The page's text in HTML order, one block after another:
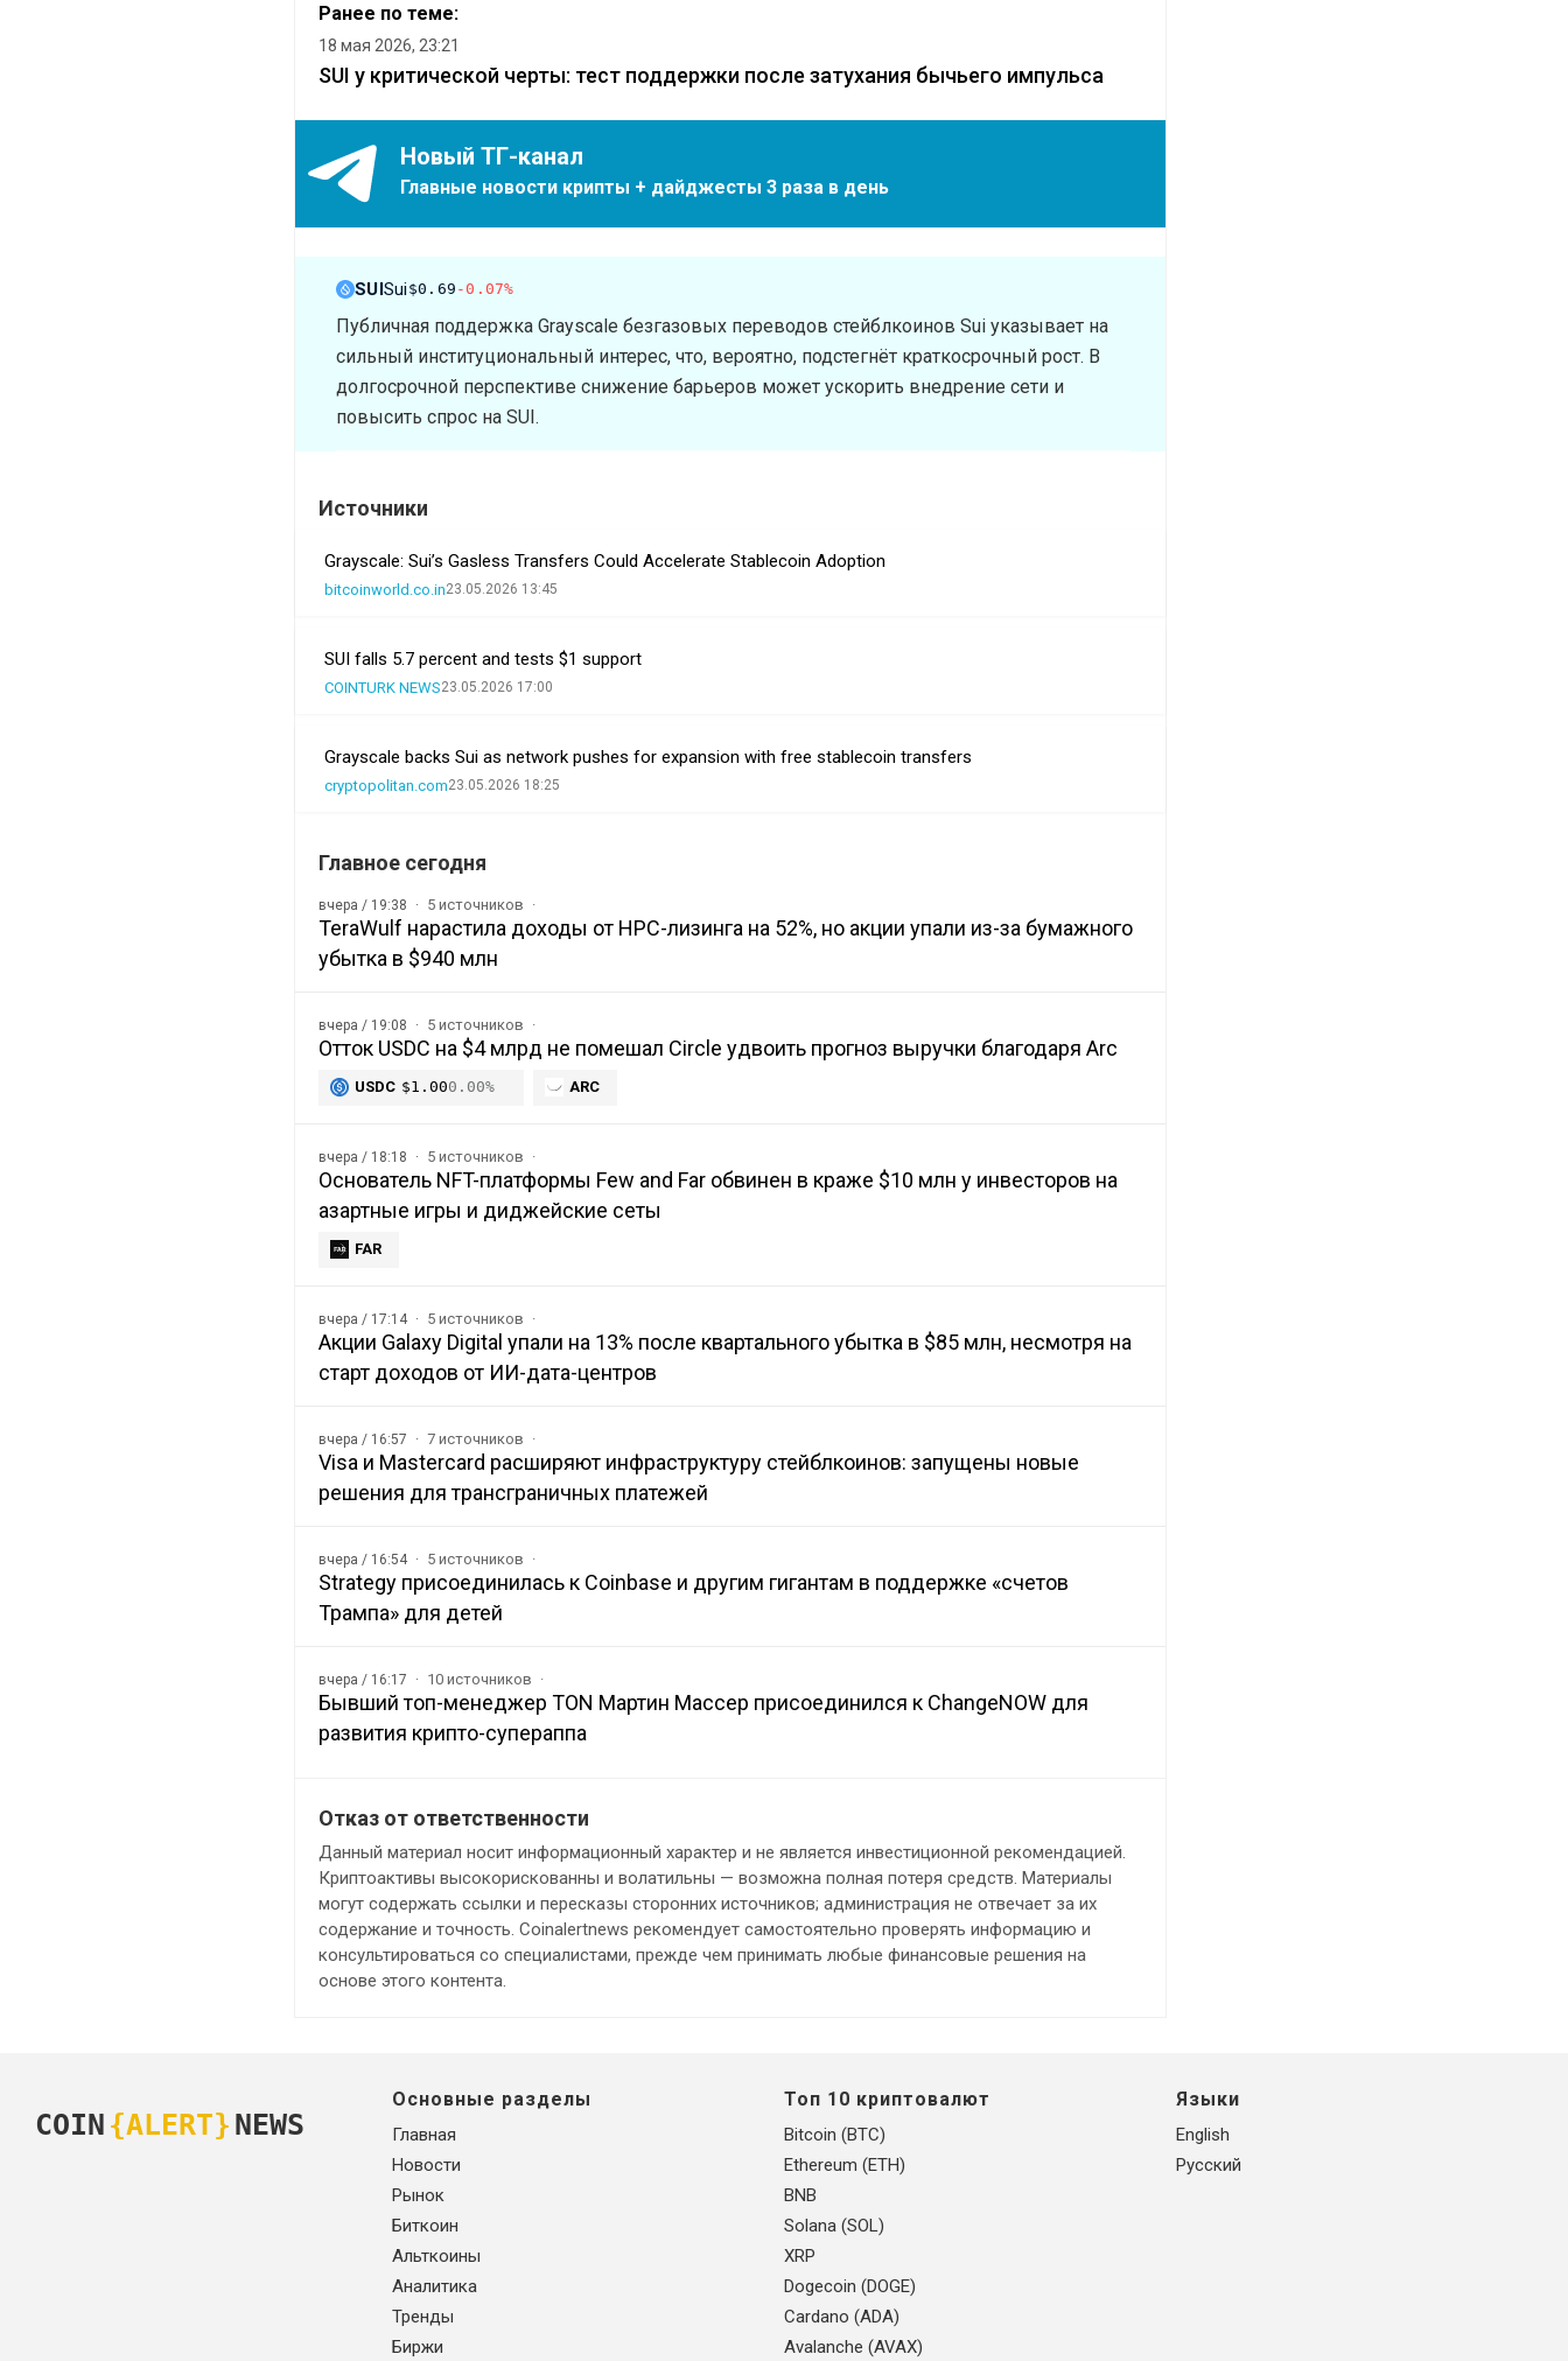
Ранее по теме:
18 мая 2026, 23:21
SUI у критической черты: тест поддержки после затухания бычьего импульса
Новый ТГ-канал
Главные новости крипты + дайджесты 3 раза в день
SUISui $0.69 -0.07%
Публичная поддержка Grayscale безгазовых переводов стейблкоинов Sui указывает на
сильный институциональный интерес, что, вероятно, подстегнёт краткосрочный рост. В
долгосрочной перспективе снижение барьеров может ускорить внедрение сети и
повысить спрос на SUI.
Источники
Grayscale: Sui’s Gasless Transfers Could Accelerate Stablecoin Adoption
bitcoinworld.co.in23.05.2026 13:45
SUI falls 5.7 percent and tests $1 support
COINTURK NEWS23.05.2026 17:00
Grayscale backs Sui as network pushes for expansion with free stablecoin transfers
cryptopolitan.com23.05.2026 18:25
Главное сегодня
вчера / 19:38 5 источников
TeraWulf нарастила доходы от HPC-лизинга на 52%, но акции упали из-за бумажного
убытка в $940 млн
вчера / 19:08 5 источников
Отток USDC на $4 млрд не помешал Circle удвоить прогноз выручки благодаря Arc
USDC $1.000.00% ARC
вчера / 18:18 5 источников
Основатель NFT-платформы Few and Far обвинен в краже $10 млн у инвесторов на
азартные игры и диджейские сеты
FAR
вчера / 17:14 5 источников
Акции Galaxy Digital упали на 13% после квартального убытка в $85 млн, несмотря на
старт доходов от ИИ-дата-центров
вчера / 16:57 7 источников
Visa и Mastercard расширяют инфраструктуру стейблкоинов: запущены новые
решения для трансграничных платежей
вчера / 16:54 5 источников
Strategy присоединилась к Coinbase и другим гигантам в поддержке «счетов
Трампа» для детей
вчера / 16:17 10 источников
Бывший топ-менеджер TON Мартин Массер присоединился к ChangeNOW для
развития крипто-супераппа
Отказ от ответственности
Данный материал носит информационный характер и не является инвестиционной рекомендацией.
Криптоактивы высокорискованны и волатильны — возможна полная потеря средств. Материалы
могут содержать ссылки и пересказы сторонних источников; администрация не отвечает за их
содержание и точность. Coinalertnews рекомендует самостоятельно проверять информацию и
консультироваться со специалистами, прежде чем принимать любые финансовые решения на
основе этого контента.
COIN {ALERT} NEWS
Основные разделы
Главная
Новости
Рынок
Биткоин
Альткоины
Аналитика
Тренды
Биржи
Топ 10 криптовалют
Bitcoin (BTC)
Ethereum (ETH)
BNB
Solana (SOL)
XRP
Dogecoin (DOGE)
Cardano (ADA)
Avalanche (AVAX)
Языки
English
Русский